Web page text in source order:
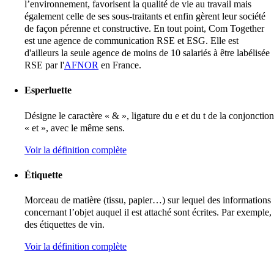
l’environnement, favorisent la qualité de vie au travail mais
également celle de ses sous-traitants et enfin gèrent leur société
de façon pérenne et constructive. En tout point, Com Together
est une agence de communication RSE et ESG. Elle est
d'ailleurs la seule agence de moins de 10 salariés à être labélisée
RSE par l'AFNOR en France.
Esperluette
Désigne le caractère « & », ligature du e et du t de la conjonction
« et », avec le même sens.
Voir la définition complète
Étiquette
Morceau de matière (tissu, papier…) sur lequel des informations
concernant l’objet auquel il est attaché sont écrites. Par exemple,
des étiquettes de vin.
Voir la définition complète